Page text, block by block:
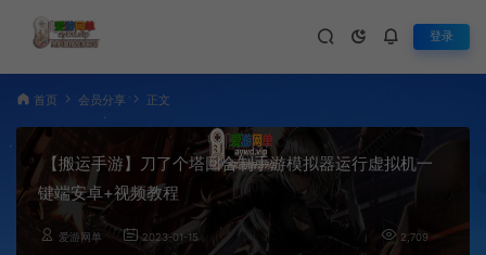
登录
首页 会员分享 正文
【搬运手游】刀了个塔回合制手游模拟器运行虚拟机一
键端安卓+视频教程
爱游网单 2023-01-15 2,709